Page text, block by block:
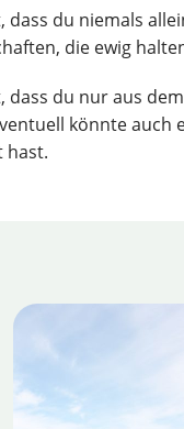
dass du niemals
die ewig
dass du nur aus
könnte auch
hast.